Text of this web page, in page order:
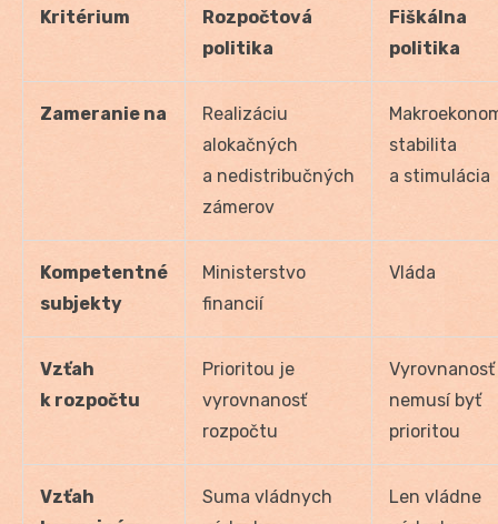
Kritérium
Rozpočtová
politika
Fiškálna
politika
Zameranie na
Realizáciu
alokačných
a nedistribučných
zámerov
stabilita
a stimulácia
Kompetentné
subjekty
Ministerstvo
financií
Vláda
Vzťah
k rozpočtu
Prioritou je
vyrovnanosť
rozpočtu
Vyrovnanosť
nemusí byť
prioritou
Vzťah
Suma vládnych
Len vládne